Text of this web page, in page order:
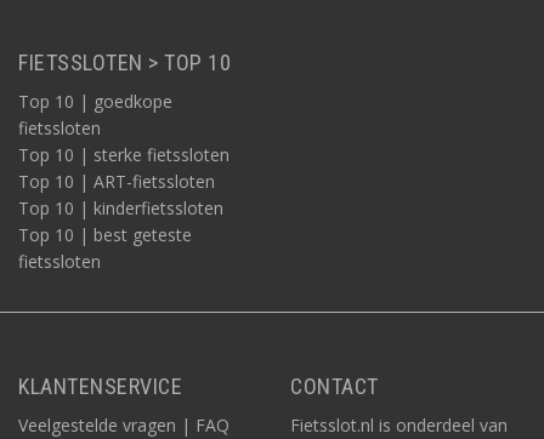
FIETSSLOTEN > TOP 10
Top 10 | goedkope
fietssloten
Top 10 | sterke fietssloten
Top 10 | ART-fietssloten
Top 10 | kinderfietssloten
Top 10 | best geteste
fietssloten
KLANTENSERVICE
Veelgestelde vragen | FAQ
CONTACT
Fietsslot.nl is onderdeel van